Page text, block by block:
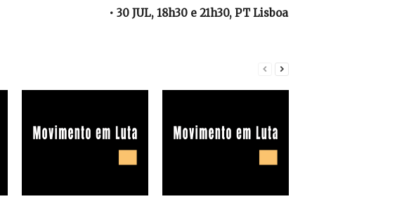
• 30 JUL, 18h30 e 21h30, PT Lisboa